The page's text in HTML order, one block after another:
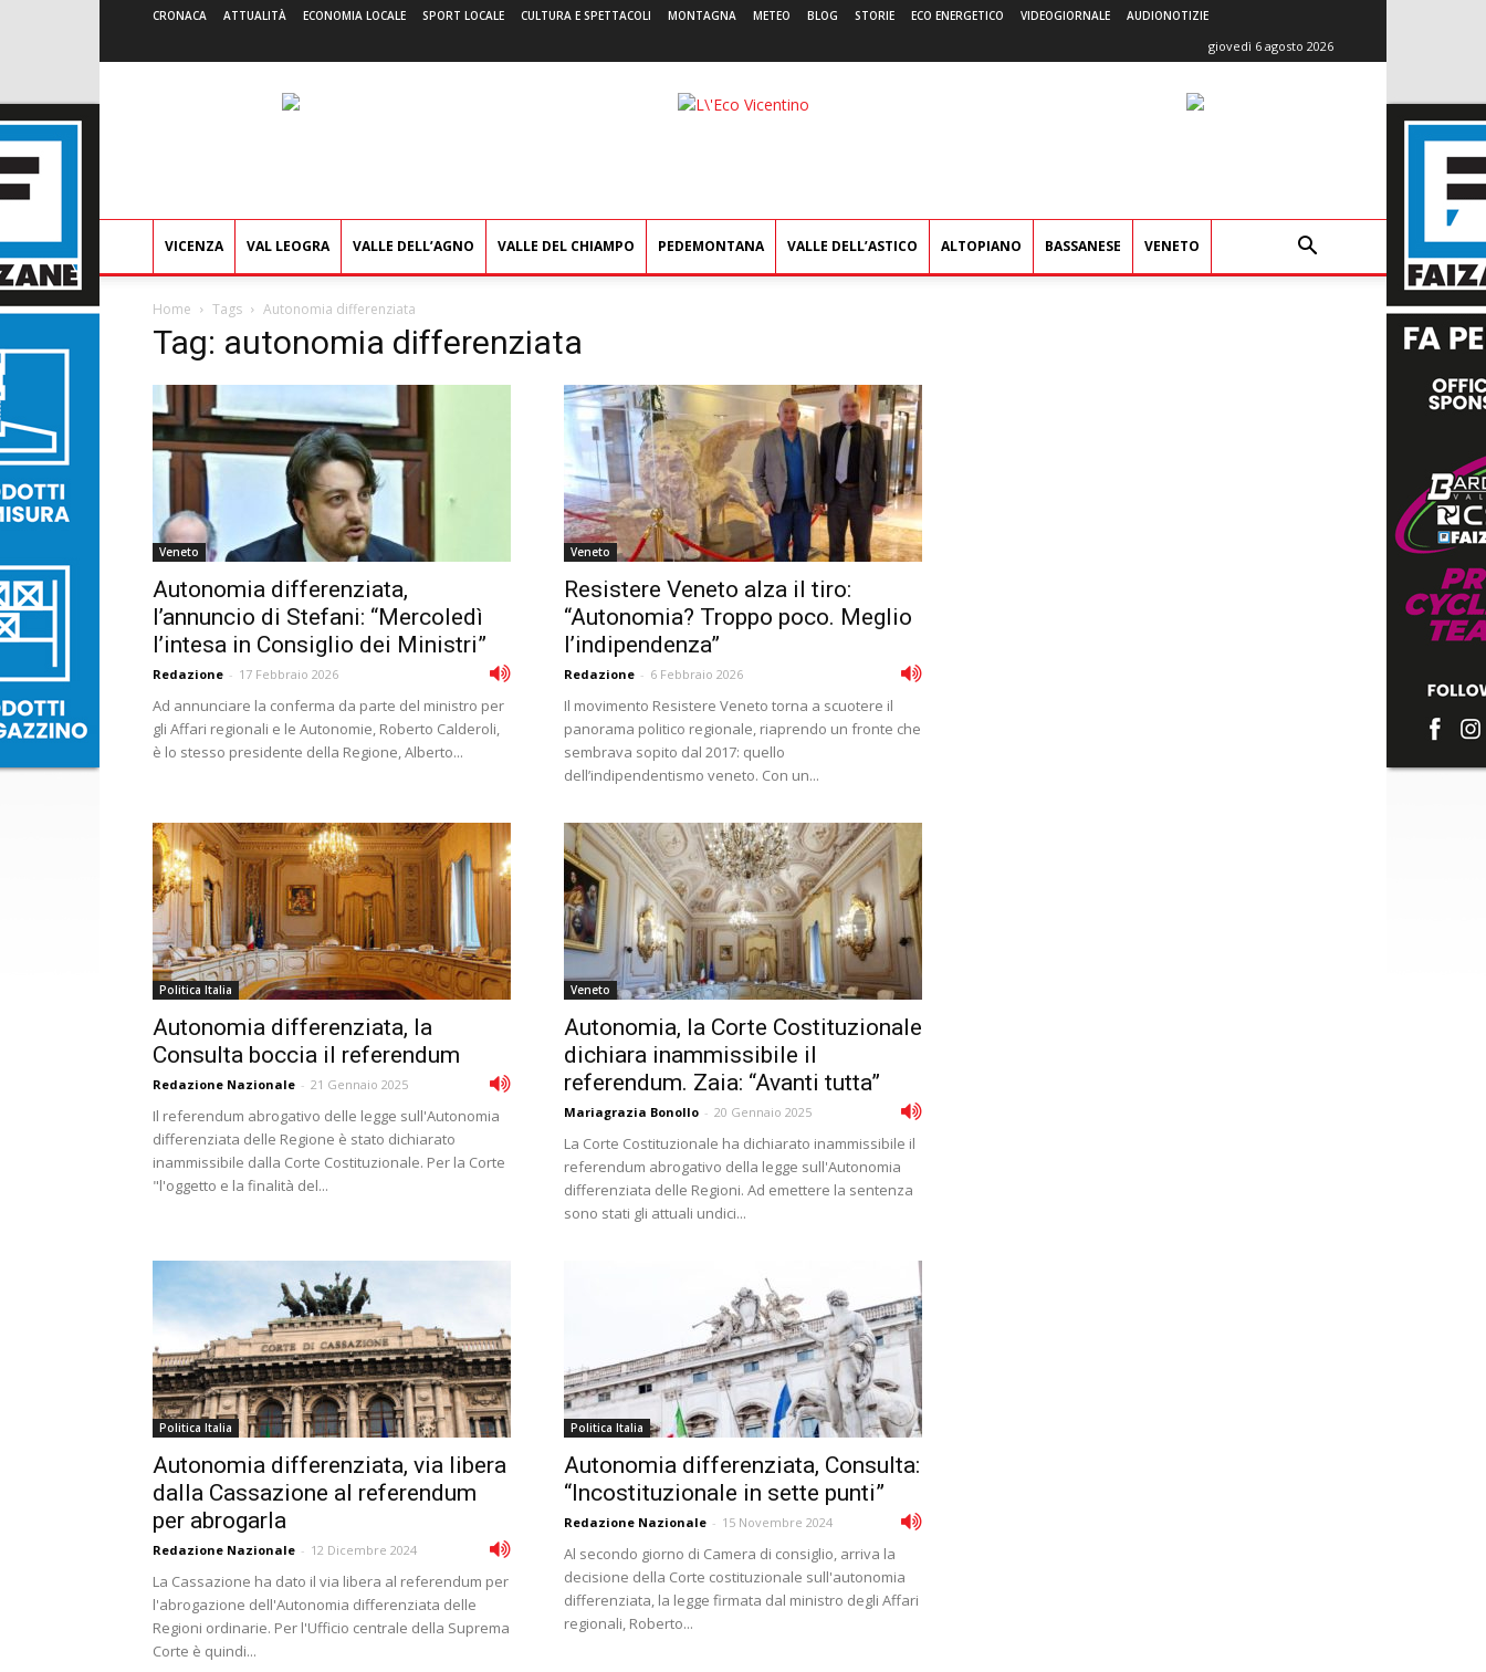
CRONACA ATTUALITÀ ECONOMIA LOCALE SPORT LOCALE CULTURA E SPETTACOLI MONTAGNA METEO BLOG STORIE ECO ENERGETICO VIDEOGIORNALE AUDIONOTIZIE
giovedì 6 agosto 2026
L'Eco
VICENZA VAL LEOGRA VALLE DELL’AGNO VALLE DEL CHIAMPO PEDEMONTANA VALLE DELL’ASTICO ALTOPIANO BASSANESE VENETO
Home Tags Autonomia differenziata
Tag: autonomia differenziata
Veneto
Autonomia differenziata,
l’annuncio di Stefani: “Mercoledì
l’intesa in Consiglio dei Ministri”
Redazione - 17 Febbraio 2026
Ad annunciare la conferma da parte del ministro per
gli Affari regionali e le Autonomie, Roberto Calderoli,
è lo stesso presidente della Regione, Alberto...
Veneto
Resistere Veneto alza il tiro:
“Autonomia? Troppo poco. Meglio
l’indipendenza”
Redazione - 6 Febbraio 2026
Il movimento Resistere Veneto torna a scuotere il
panorama politico regionale, riaprendo un fronte che
sembrava sopito dal 2017: quello
dell’indipendentismo veneto. Con un...
Politica Italia
Autonomia differenziata, la
Consulta boccia il referendum
Redazione Nazionale - 21 Gennaio 2025
Il referendum abrogativo delle legge sull'Autonomia
differenziata delle Regione è stato dichiarato
inammissibile dalla Corte Costituzionale. Per la Corte
"l'oggetto e la finalità del...
Veneto
Autonomia, la Corte Costituzionale
dichiara inammissibile il
referendum. Zaia: “Avanti tutta”
Mariagrazia Bonollo - 20 Gennaio 2025
La Corte Costituzionale ha dichiarato inammissibile il
referendum abrogativo della legge sull'Autonomia
differenziata delle Regioni. Ad emettere la sentenza
sono stati gli attuali undici...
Politica Italia
Autonomia differenziata, via libera
dalla Cassazione al referendum
per abrogarla
Redazione Nazionale - 12 Dicembre 2024
La Cassazione ha dato il via libera al referendum per
l'abrogazione dell'Autonomia differenziata delle
Regioni ordinarie. Per l'Ufficio centrale della Suprema
Corte è quindi...
Politica Italia
Autonomia differenziata, Consulta:
“Incostituzionale in sette punti”
Redazione Nazionale - 15 Novembre 2024
Al secondo giorno di Camera di consiglio, arriva la
decisione della Corte costituzionale sull'autonomia
differenziata, la legge firmata dal ministro degli Affari
regionali, Roberto...